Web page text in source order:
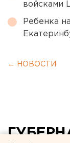
войсками
Ребенка
← НОВОСТИ